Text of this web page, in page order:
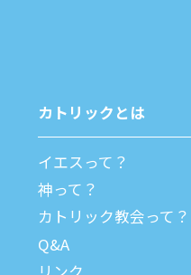
カトリックとは
イエスって？
神って？
カトリック教会って？
Q&A